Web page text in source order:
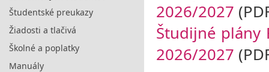
2026/2027
Študijné plány
2026/2027
Študentské preukazy
Žiadosti a tlačivá
Školné a poplatky
Manuály